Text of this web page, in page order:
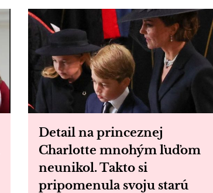
Detail na princeznej
Charlotte mnohým ľuďom
neunikol. Takto si
pripomenula svoju starú